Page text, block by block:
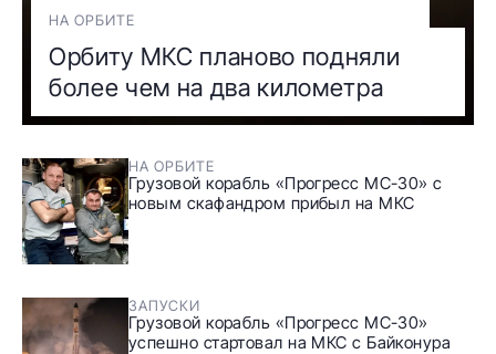
НА ОРБИТЕ
Орбиту МКС планово подняли
более чем на два километра
НА ОРБИТЕ
Грузовой корабль «Прогресс МС-30» с
новым скафандром прибыл на МКС
ЗАПУСКИ
Грузовой корабль «Прогресс МС-30»
успешно стартовал на МКС с Байконура